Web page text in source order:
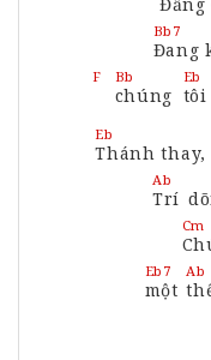
Bb7
Đang
F Bb
chúng
Eb
tôi
Eb
Thánh thay,
Ab
Trí
Cm
Eb7
một
Ab